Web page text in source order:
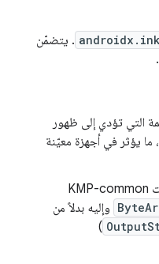
. يتضمّن
.
التي تؤدي إلى ظهور
ما يؤثر في أجهزة معيّنة
تمت إضافة واجهة برمجة تطبيقات KMP-common
وإليه بدلاً من
)